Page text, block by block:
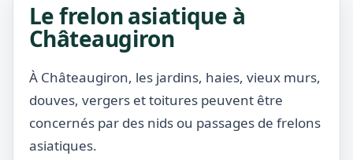
Le frelon asiatique à
Châteaugiron
À Châteaugiron, les jardins, haies, vieux murs,
douves, vergers et toitures peuvent être
concernés par des nids ou passages de frelons
asiatiques.